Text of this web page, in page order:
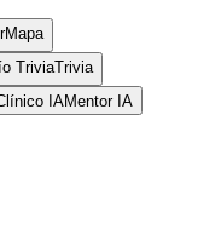
Mapa
TriviaTrivia
IAMentor IA